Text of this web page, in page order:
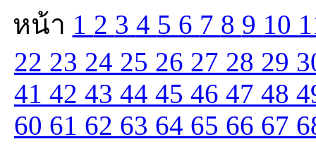
หน้า 1 2 3 4 5 6 7 8 9 10
22 23 24 25 26 27 28 29
41 42 43 44 45 46 47 48
60 61 62 63 64 65 66 67